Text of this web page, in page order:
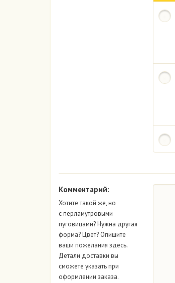
Комментарий:
Хотите такой же, но
с перламутровыми
пуговицами? Нужна другая
форма? Цвет? Опишите
ваши пожелания здесь.
Детали доставки вы
сможете указать при
оформлении заказа.